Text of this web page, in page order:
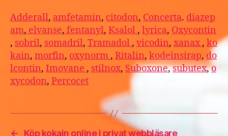
Adderall, amfetamin, citodon, Concerta. diazep
am, elvanse, fentanyl, Ksalol , lyrica, Oxycontin
, sobril, somadril, Tramadol , vicodin, xanax, ko
kain, morfin, oxynorm , Ritalin,kodeinsirap,do
lcontin, Imovane , stilnox, Suboxone,subutex,o
xycodon, Percocet
←
Köp kokain online i privat webbläsare